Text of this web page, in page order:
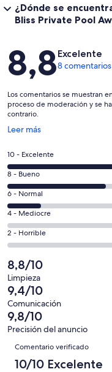
¿Dónde se
Bliss Private Pool
Comentarios
8,8Excelente
8 comentarios
Los comentarios se muestran
proceso de moderación y se
contrario.
Leer más
Se
en
una
ventana
nueva
4
comentarios
de
un
total
de
8
con
una
puntuación
de
10
-
Excelente
10 - Excelente
3
comentarios
de
un
total
de
8
con
una
puntuación
de
8
-
Bueno
8 - Bueno
1
comentarios
de
un
total
de
8
con
una
puntuación
de
6
Normal
6 - Normal
0
comentarios
de
total
de
8
con
una
puntuación
de
4 - Mediocre
0
comentarios
de
un
total
de
8
con
una
puntuación
de
2 - Horrible
8,8/10
Limpieza
9,4/10
Comunicación
9,8/10
Precisión del anuncio
Comentarios
Comentario verificado
10/10 Excelente